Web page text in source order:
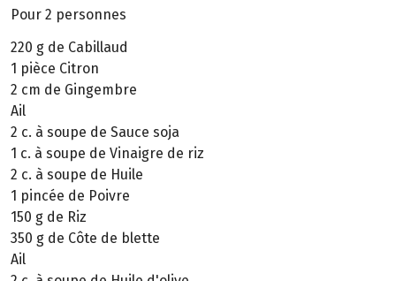
Pour 2 personnes
220 g de Cabillaud
1 pièce Citron
2 cm de Gingembre
Ail
2 c. à soupe de Sauce soja
1 c. à soupe de Vinaigre de riz
2 c. à soupe de Huile
1 pincée de Poivre
150 g de Riz
350 g de Côte de blette
Ail